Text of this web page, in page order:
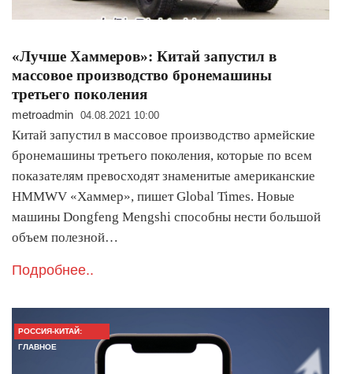
«Лучше Хаммеров»: Китай запустил в
массовое производство бронемашины
третьего поколения
metroadmin 04.08.2021 10:00
Китай запустил в массовое производство армейские
бронемашины третьего поколения, которые по всем
показателям превосходят знаменитые американские
HMMWV «Хаммер», пишет Global Times. Новые
машины Dongfeng Mengshi способны нести большой
объем полезной…
Подробнее..
РОССИЯ-КИТАЙ:
ГЛАВНОЕ